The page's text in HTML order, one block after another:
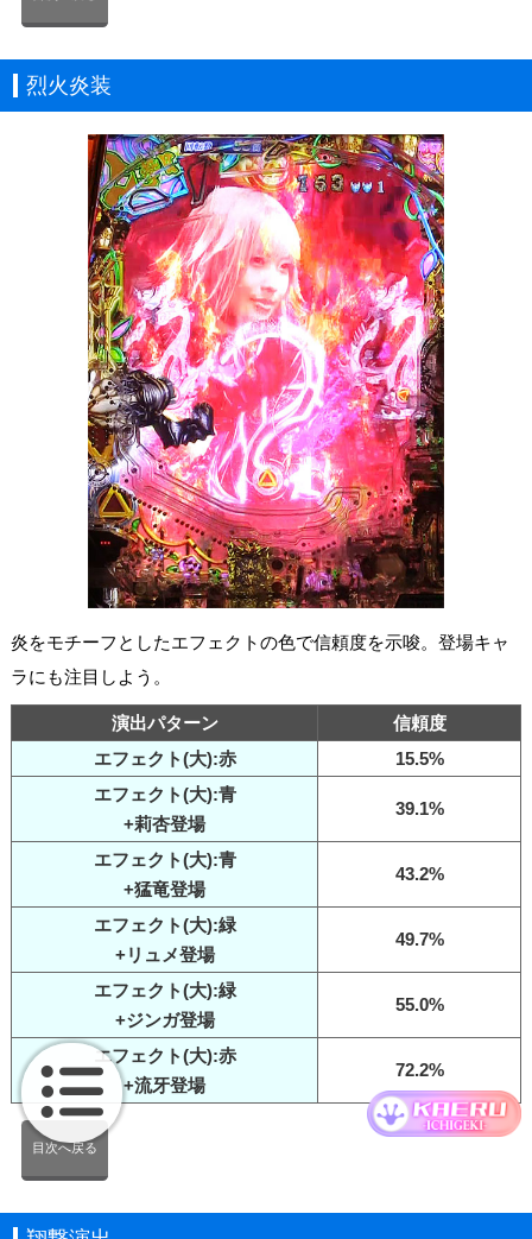
烈火炎装
炎をモチーフとしたエフェクトの色で信頼度を示唆。登場キャ
ラにも注目しよう。
演出パターン
信頼度
エフェクト(大):赤
15.5%
エフェクト(大):青
+莉杏登場
39.1%
エフェクト(大):青
+猛竜登場
43.2%
エフェクト(大):緑
+リュメ登場
49.7%
エフェクト(大):緑
+ジンガ登場
55.0%
エフェクト(大):赤
+流牙登場
72.2%
目次へ戻る